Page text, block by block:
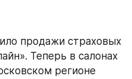
продажи страховых
Теперь в салонах
регионе